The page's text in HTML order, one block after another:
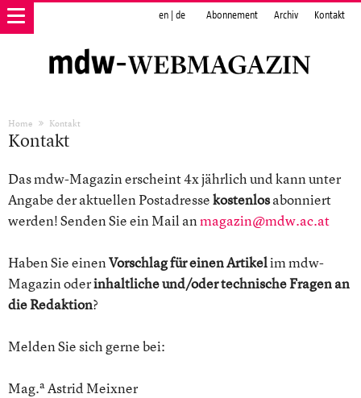
en de Abonnement Archiv Kontakt
Home Kontakt
Kontakt
Das mdw-Magazin erscheint 4x jährlich und kann unter
Angabe der aktuellen Postadressekostenlosabonniert
werden! Senden Sie ein Mail anmagazin@mdw.ac.at
Haben Sie einenVorschlag für einen Artikelim mdw-
Magazin oderinhaltliche und/oder technische Fragen an
die Redaktion?
Melden Sie sich gerne bei:
Mag.aAstrid Meixner